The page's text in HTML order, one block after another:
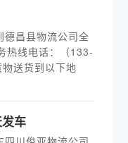
德昌县物流公司全
热线电话：（133-
送货到以下地
车